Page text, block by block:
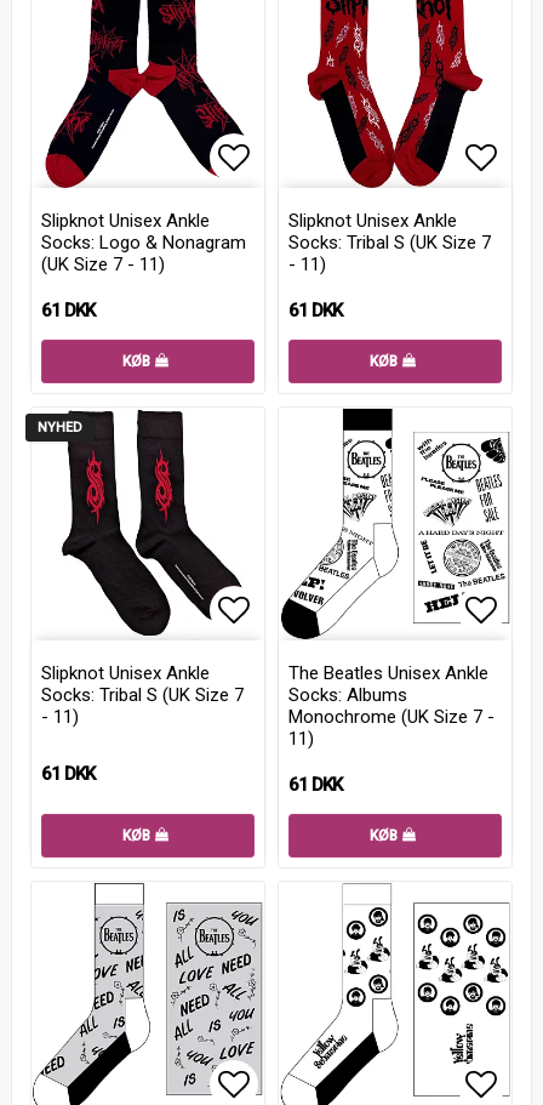
Add to list of favorites
Slipknot Unisex Ankle
Socks: Logo & Nonagram
(UK Size 7 - 11)
61 DKK
KØB
Slipknot Unisex Ankle
Socks: Tribal S (UK Size 7
- 11)
61 DKK
KØB
NYHED
Add to list of favorites
Slipknot Unisex Ankle
Socks: Tribal S (UK Size 7
- 11)
61 DKK
KØB
The Beatles Unisex Ankle
Socks: Albums
Monochrome (UK Size 7 -
11)
61 DKK
KØB